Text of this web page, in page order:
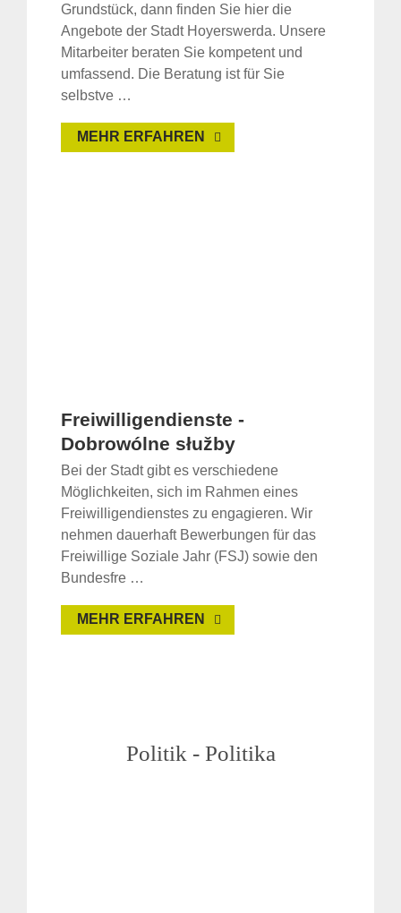
Grundstück, dann finden Sie hier die
Angebote der Stadt Hoyerswerda. Unsere
Mitarbeiter beraten Sie kompetent und
umfassend. Die Beratung ist für Sie
selbstve …
MEHR ERFAHREN
Freiwilligendienste -
Dobrowólne słužby
Bei der Stadt gibt es verschiedene
Möglichkeiten, sich im Rahmen eines
Freiwilligendienstes zu engagieren. Wir
nehmen dauerhaft Bewerbungen für das
Freiwillige Soziale Jahr (FSJ) sowie den
Bundesfre …
MEHR ERFAHREN
Politik - Politika